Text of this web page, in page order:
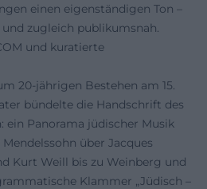
einen eigenständigen Ton –
zugleich publikumsnah.
und kuratierte
20-jährigen Bestehen am 15.
bündelte die Handschrift des
ein Panorama jüdischer Musik
über Jacques
Kurt Weill bis zu Weinberg und
Klammer „Jüdisch –